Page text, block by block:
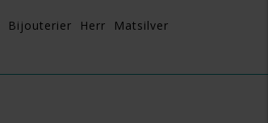
Bijouterier Herr
Matsilver